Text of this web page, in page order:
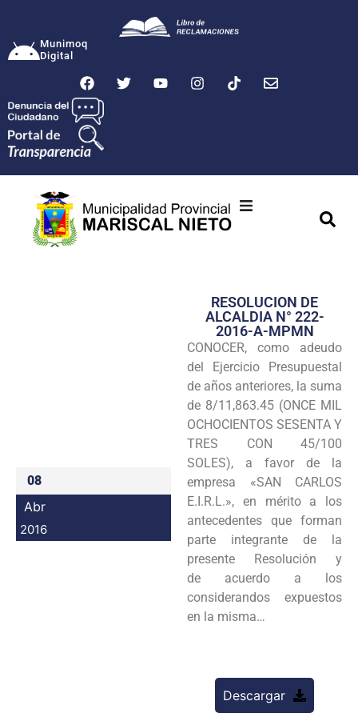
Munimoq
Digital
Transparencia
Seguridad
Programas
Intranet
08
Abr
2016
RESOLUCION DE
ALCALDIA N° 222-
2016-A-MPMN
CONOCER, como adeudo
del Ejercicio Presupuestal
de años anteriores, la suma
de 8/11,863.45 (ONCE MIL
OCHOCIENTOS SESENTA Y
TRES CON 45/100
SOLES), a favor de la
empresa «SAN CARLOS
E.I.R.L.», en mérito a los
antecedentes que forman
parte integrante de la
presente Resolución y
de acuerdo a los
considerandos expuestos
en la misma…
Descargar